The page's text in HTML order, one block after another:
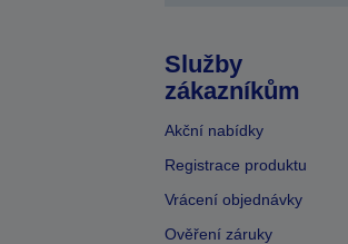
Služby
zákazníkům
Akční nabídky
Registrace produktu
Vrácení objednávky
Ověření záruky